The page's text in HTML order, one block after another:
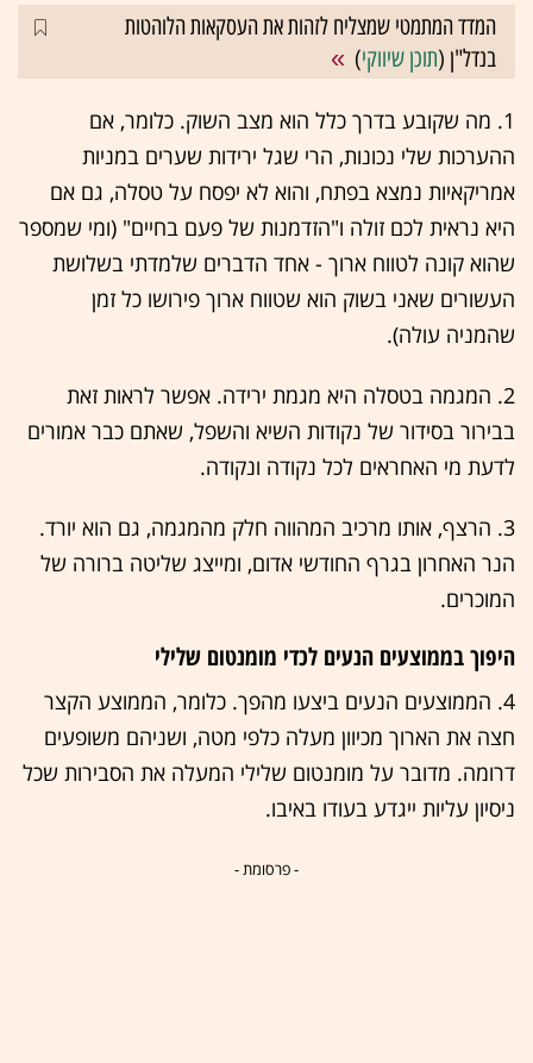
המדד המתמטי שמצליח לזהות את העסקאות הלוהטות
בנדל"ן (תוכן שיווקי)
1. מה שקובע בדרך כלל הוא מצב השוק. כלומר, אם
ההערכות שלי נכונות, הרי שגל ירידות שערים במניות
אמריקאיות נמצא בפתח, והוא לא יפסח על טסלה, גם אם
היא נראית לכם זולה ו"הזדמנות של פעם בחיים" (ומי שמספר
שהוא קונה לטווח ארוך - אחד הדברים שלמדתי בשלושת
העשורים שאני בשוק הוא שטווח ארוך פירושו כל זמן
שהמניה עולה).
2. המגמה בטסלה היא מגמת ירידה. אפשר לראות זאת
בבירור בסידור של נקודות השיא והשפל, שאתם כבר אמורים
לדעת מי האחראים לכל נקודה ונקודה.
3. הרצף, אותו מרכיב המהווה חלק מהמגמה, גם הוא יורד.
הנר האחרון בגרף החודשי אדום, ומייצג שליטה ברורה של
המוכרים.
היפוך בממוצעים הנעים לכדי מומנטום שלילי
4. הממוצעים הנעים ביצעו מהפך. כלומר, הממוצע הקצר
חצה את הארוך מכיוון מעלה כלפי מטה, ושניהם משופעים
דרומה. מדובר על מומנטום שלילי המעלה את הסבירות שכל
ניסיון עליות ייגדע בעודו באיבו.
- פרסומת -